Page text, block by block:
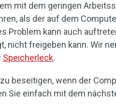
mit dem geringen
als der auf dem
Problem kann auch
nicht freigeben kann. Wir
Speicherleck.
beseitigen, wenn der
Sie einfach mit dem